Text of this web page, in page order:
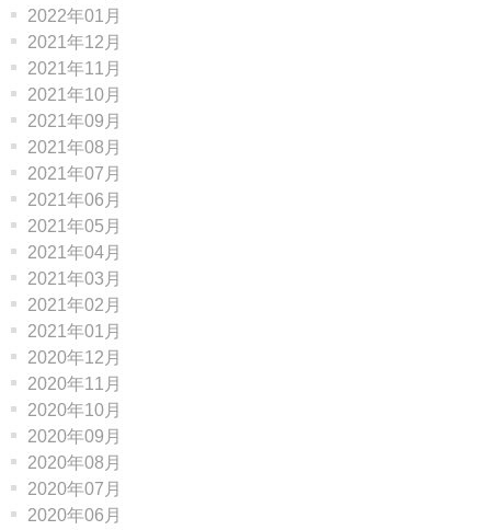
2022年01月
2021年12月
2021年11月
2021年10月
2021年09月
2021年08月
2021年07月
2021年06月
2021年05月
2021年04月
2021年03月
2021年02月
2021年01月
2020年12月
2020年11月
2020年10月
2020年09月
2020年08月
2020年07月
2020年06月